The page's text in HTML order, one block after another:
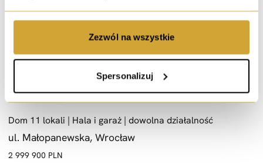
Zezwól na wszystkie
Spersonalizuj
4 166,67 PLN / m² 720.00 m² Rynek wtórny
parter
sprzedaż
Dom 11 lokali | Hala i garaż | dowolna działalność
ul. Małopanewska, Wrocław
2 999 900 PLN